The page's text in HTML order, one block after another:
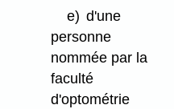
e) d'une
personne
nommée par la
faculté
d'optométrie